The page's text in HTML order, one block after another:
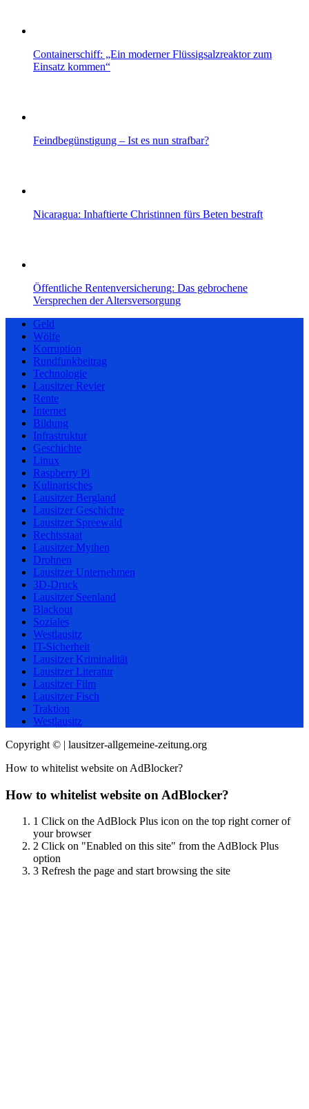
Containerschiff: „Ein moderner Flüssigsalzreaktor zum
Einsatz kommen“
Feindbegünstigung – Ist es nun strafbar?
Nicaragua: Inhaftierte Christinnen fürs Beten bestraft
Öffentliche Rentenversicherung: Das gebrochene
Versprechen der Altersversorgung
Geld
Wölfe
Korruption
Rundfunkbeitrag
Technologie
Lausitzer Revier
Rente
Internet
Bildung
Infrastruktur
Geschichte
Linux
Raspberry Pi
Kulinarisches
Lausitzer Bergland
Lausitzer Geschichte
Lausitzer Spreewald
Rechtsstaat
Lausitzer Mythen
Drohnen
Lausitzer Unternehmen
3D-Druck
Lausitzer Seenland
Blackout
Soziales
Westlausitz
IT-Sicherheit
Lausitzer Kriminalität
Lausitzer Literatur
Lausitzer Film
Lausitzer Fisch
Traktion
Westlausitz
Copyright © | lausitzer-allgemeine-zeitung.org
How to whitelist website on AdBlocker?
How to whitelist website on AdBlocker?
1 Click on the AdBlock Plus icon on the top right corner of
your browser
2 Click on "Enabled on this site" from the AdBlock Plus
option
3 Refresh the page and start browsing the site